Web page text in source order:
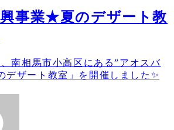
事業★夏のデザート教
南相馬市小高区にある”アオスバ
デザート教室」を開催しました✨